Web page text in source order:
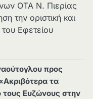
ΟΤΑ Ν. Πιερίας
την οριστική και
Εφετείου
προς
τα
τους Ευζώνους στην